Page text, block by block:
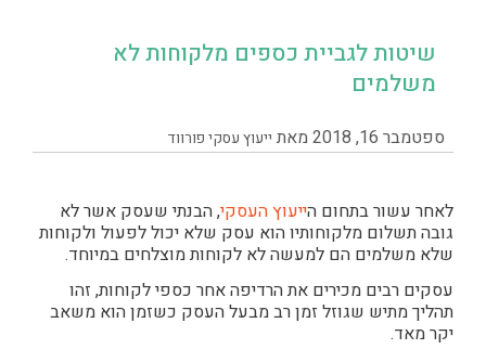
שיטות לגביית כספים מלקוחות לא
משלמים
ספטמבר 16, 2018 מאת ייעוץ עסקי פורווד
לאחר עשור בתחום הייעוץ העסקי, הבנתי שעסק אשר לא
גובה תשלום מלקוחותיו הוא עסק שלא יכול לפעול ולקוחות
שלא משלמים הם למעשה לא לקוחות מוצלחים במיוחד.
עסקים רבים מכירים את הרדיפה אחר כספי לקוחות, זהו
תהליך מתיש שגוזל זמן רב מבעל העסק כשזמן הוא משאב
יקר מאד.